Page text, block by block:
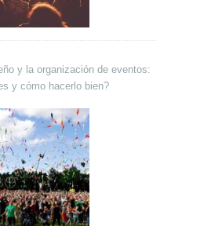
y la organización de eventos:
y cómo hacerlo bien?